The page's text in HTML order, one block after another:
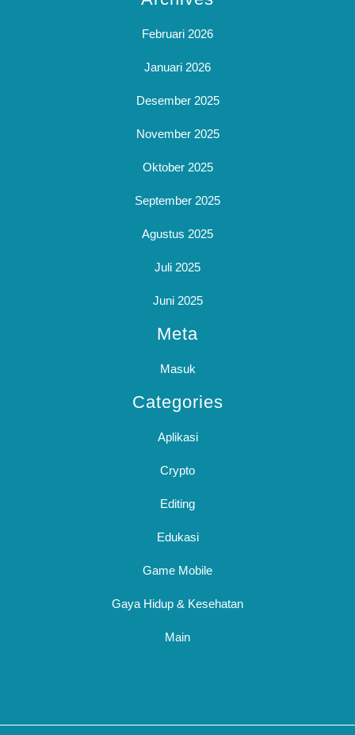
Februari 2026
Januari 2026
Desember 2025
November 2025
Oktober 2025
September 2025
Agustus 2025
Juli 2025
Juni 2025
Meta
Masuk
Categories
Aplikasi
Crypto
Editing
Edukasi
Game Mobile
Gaya Hidup & Kesehatan
Main